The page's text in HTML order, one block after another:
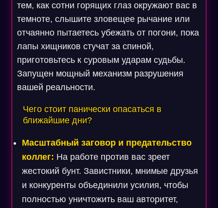
тем, как сотни горящих глаз окружают вас в
темноте, слышите зловещее рычание или
отчаянно пытаетесь убежать от погони, пока
лапы хищников стучат за спиной,
приготовьтесь к суровым ударам судьбы.
Запущен мощный механизм разрушения
вашей реальности.
Чего стоит панически опасаться в
ближайшие дни?
Масштабный заговор и предательство
коллег: На работе против вас зреет
жестокий бунт. Завистники, мнимые друзья
и конкуренты объединили усилия, чтобы
полностью уничтожить ваш авторитет,